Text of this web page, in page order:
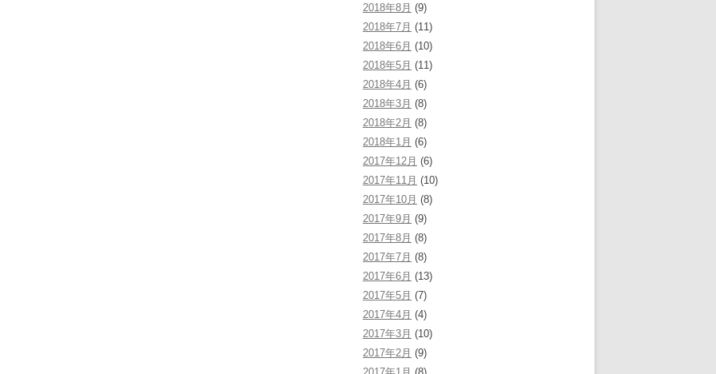
2018年8月 (9)
2018年7月 (11)
2018年6月 (10)
2018年5月 (11)
2018年4月 (6)
2018年3月 (8)
2018年2月 (8)
2018年1月 (6)
2017年12月 (6)
2017年11月 (10)
2017年10月 (8)
2017年9月 (9)
2017年8月 (8)
2017年7月 (8)
2017年6月 (13)
2017年5月 (7)
2017年4月 (4)
2017年3月 (10)
2017年2月 (9)